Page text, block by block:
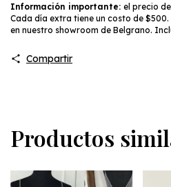
Información importante: el precio
Cada día extra tiene un costo de
en nuestro showroom de Belgrano.
Compartir
Productos